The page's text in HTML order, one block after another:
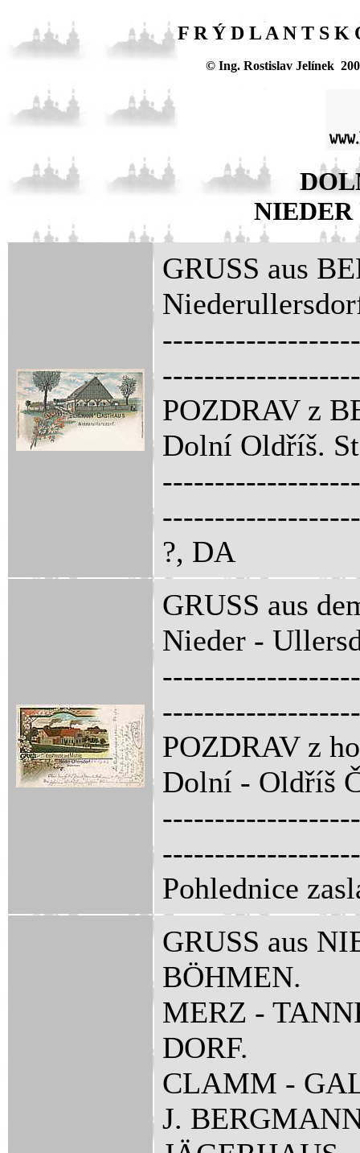
F R Ý D L A N T S
© Ing. Rostislav Jelínek
NIEDER
GRUSS aus
-------------------
POZDRAV z
Dolní Oldříš.
-------------------
?, DA
GRUSS aus
Nieder -
-------------------
POZDRAV z
Dolní - Oldříš
-------------------
Pohlednice
GRUSS aus
BÖHMEN.
MERZ -
DORF.
CLAMM -
J.